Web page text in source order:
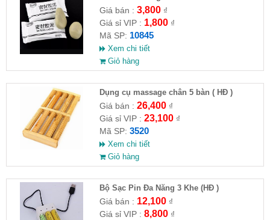
Giá bán : 3,800₫
Giá sỉ VIP : 1,800₫
Mã SP: 10845
Xem chi tiết
Giỏ hàng
Dụng cụ massage chân 5 bàn ( HĐ )
Giá bán : 26,400₫
Giá sỉ VIP : 23,100₫
Mã SP: 3520
Xem chi tiết
Giỏ hàng
Bộ Sạc Pin Đa Năng 3 Khe (HĐ )
Giá bán : 12,100₫
Giá sỉ VIP : 8,800₫